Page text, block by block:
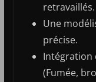
retravaillés.
Une
précise.
Intégration
(Fumée,